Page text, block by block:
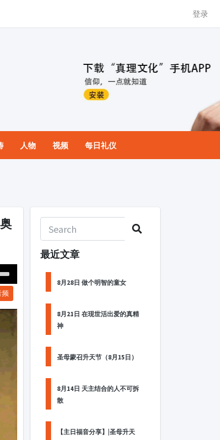
登录
人物 视频 每日礼仪
频
最近文章
8月28日 做个明智的童女
8月21日 在现世活出爱的真精
神
圣母蒙召升天节（8月15日）
8月14日 天主结合的人不可拆
散
【主日福音分享】|圣母升天